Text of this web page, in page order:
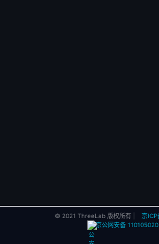
© 2021 ThreeLab 版权所有 |
京
京公网安备